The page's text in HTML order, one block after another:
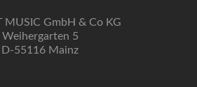
MUSIC GmbH & Co KG
Weihergarten 5
D-55116 Mainz